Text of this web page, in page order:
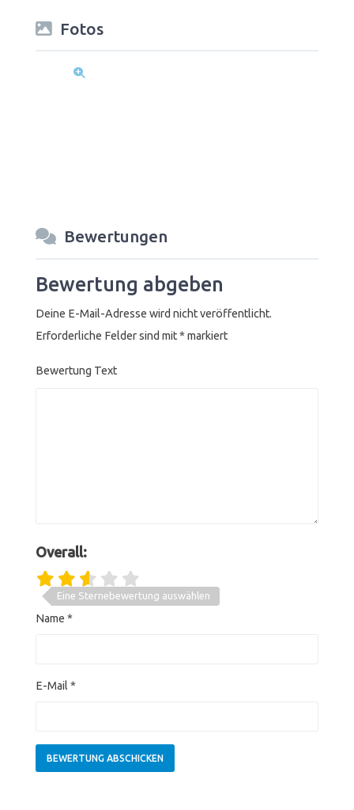
Fotos
Bewertungen
Bewertung abgeben
Deine E-Mail-Adresse wird nicht veröffentlicht.
Erforderliche Felder sind mit*markiert
Bewertung Text
Overall:
Eine Sternebewertung auswählen
Name *
E-Mail *